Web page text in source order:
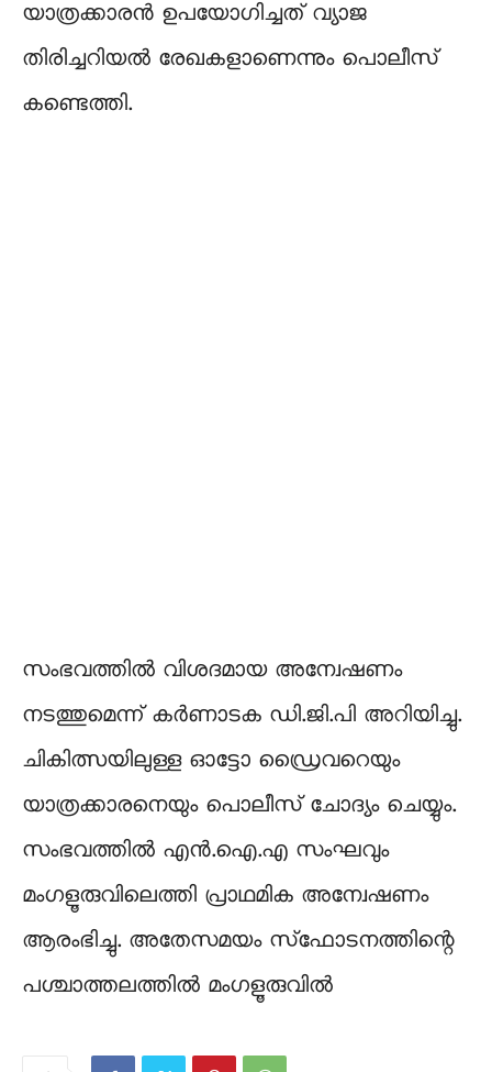
യാത്രക്കാരന്‍ ഉപയോഗിച്ചത് വ്യാജ
തിരിച്ചറിയല്‍ രേഖകളാണെന്നും പൊലീസ്
കണ്ടെത്തി.
സംഭവത്തില്‍ വിശദമായ അന്വേഷണം
നടത്തുമെന്ന് കര്‍ണാടക ഡി.ജി.പി അറിയിച്ചു.
ചികിത്സയിലുള്ള ഓട്ടോ ഡ്രൈവറെയും
യാത്രക്കാരനെയും പൊലീസ് ചോദ്യം ചെയ്യും.
സംഭവത്തില്‍ എന്‍.ഐ.എ സംഘവും
മംഗളൂരുവിലെത്തി പ്രാഥമിക അന്വേഷണം
ആരംഭിച്ചു. അതേസമയം സ്‌ഫോടനത്തിന്റെ
പശ്ചാത്തലത്തില്‍ മംഗളൂരുവില്‍